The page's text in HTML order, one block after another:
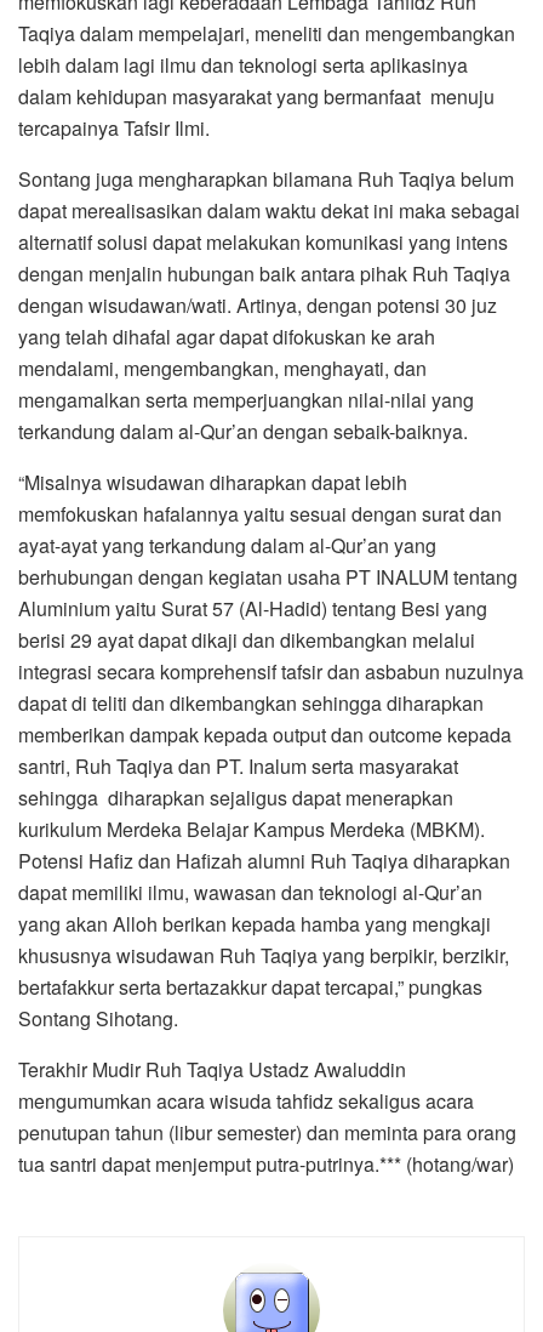
Taqiya dalam mempelajari, meneliti dan mengembangkan
lebih dalam lagi ilmu dan teknologi serta aplikasinya
dalam kehidupan masyarakat yang bermanfaat menuju
tercapainya Tafsir Ilmi.
Sontang juga mengharapkan bilamana Ruh Taqiya belum
dapat merealisasikan dalam waktu dekat ini maka sebagai
alternatif solusi dapat melakukan komunikasi yang intens
dengan menjalin hubungan baik antara pihak Ruh Taqiya
dengan wisudawan/wati. Artinya, dengan potensi 30 juz
yang telah dihafal agar dapat difokuskan ke arah
mendalami, mengembangkan, menghayati, dan
mengamalkan serta memperjuangkan nilai-nilai yang
terkandung dalam al-Qur’an dengan sebaik-baiknya.
“Misalnya wisudawan diharapkan dapat lebih
memfokuskan hafalannya yaitu sesuai dengan surat dan
ayat-ayat yang terkandung dalam al-Qur’an yang
berhubungan dengan kegiatan usaha PT INALUM tentang
Aluminium yaitu Surat 57 (Al-Hadid) tentang Besi yang
berisi 29 ayat dapat dikaji dan dikembangkan melalui
integrasi secara komprehensif tafsir dan asbabun nuzulnya
dapat di teliti dan dikembangkan sehingga diharapkan
memberikan dampak kepada output dan outcome kepada
santri, Ruh Taqiya dan PT. Inalum serta masyarakat
sehingga diharapkan sejaligus dapat menerapkan
kurikulum Merdeka Belajar Kampus Merdeka (MBKM).
Potensi Hafiz dan Hafizah alumni Ruh Taqiya diharapkan
dapat memiliki ilmu, wawasan dan teknologi al-Qur’an
yang akan Alloh berikan kepada hamba yang mengkaji
khususnya wisudawan Ruh Taqiya yang berpikir, berzikir,
bertafakkur serta bertazakkur dapat tercapai,” pungkas
Sontang Sihotang.
Terakhir Mudir Ruh Taqiya Ustadz Awaluddin
mengumumkan acara wisuda tahfidz sekaligus acara
penutupan tahun (libur semester) dan meminta para orang
tua santri dapat menjemput putra-putrinya.*** (hotang/war)